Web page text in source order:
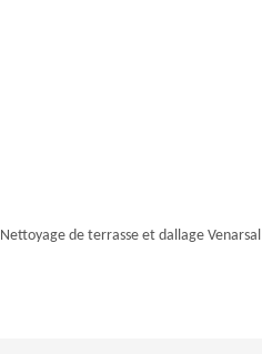
Nettoyage de terrasse et dallage Venarsal